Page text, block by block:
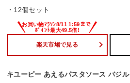
・12個セット
楽天市場で見る
キユーピー あえるパスタソース バジル